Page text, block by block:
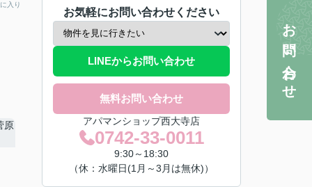
入り
お気軽にお問い合わせください
LINEからお問い合わせ
無料お問い合わせ
アパマンショップ西大寺店
0742-33-0011
9:30～18:30
（休：水曜日(1月～3月は無休)）
お問い合わせ